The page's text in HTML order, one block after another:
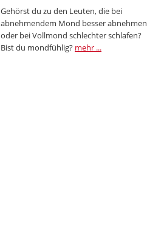
Gehörst du zu den Leuten, die bei
abnehmendem Mond besser abnehmen
oder bei Vollmond schlechter schlafen?
Bist du mondfühlig? mehr ...